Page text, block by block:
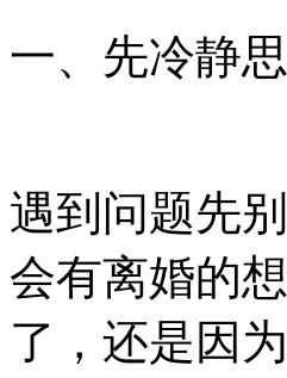
一、先冷静
遇到问题先
会有离婚的
了，还是因